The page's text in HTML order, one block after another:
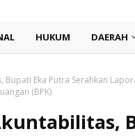
HUKUM DAERAH
Eka Putra Serahkan
(BPK)